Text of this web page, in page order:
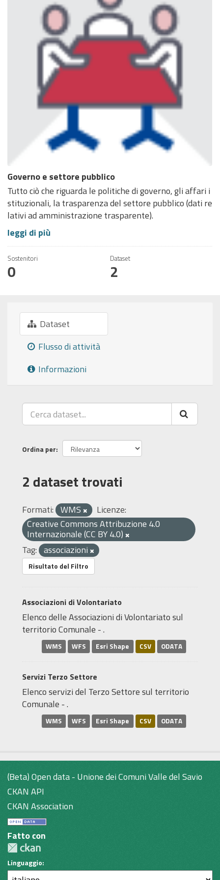
Governo e settore pubblico
Tutto ciò che riguarda le politiche di governo, gli affari i
stituzionali, la trasparenza del settore pubblico (dati re
lativi ad amministrazione trasparente).
leggi di più
Sostenitori
0
Dataset
2
Dataset
Flusso di attività
Informazioni
Ordina per
2 dataset trovati
Formati: WMS
Licenze:
Creative Commons Attribuzione 4.0
Internazionale (CC BY 4.0)
Tag: associazioni
Risultato del Filtro
Associazioni di Volontariato
Elenco delle Associazioni di Volontariato sul
territorio Comunale - .
WMS WFS Esri Shape CSV ODATA
Servizi Terzo Settore
Elenco servizi del Terzo Settore sul territorio
Comunale - .
WMS WFS Esri Shape CSV ODATA
(Beta) Open data - Unione dei Comuni Valle del Savio
CKAN API
CKAN Association
Fatto con
Linguaggio